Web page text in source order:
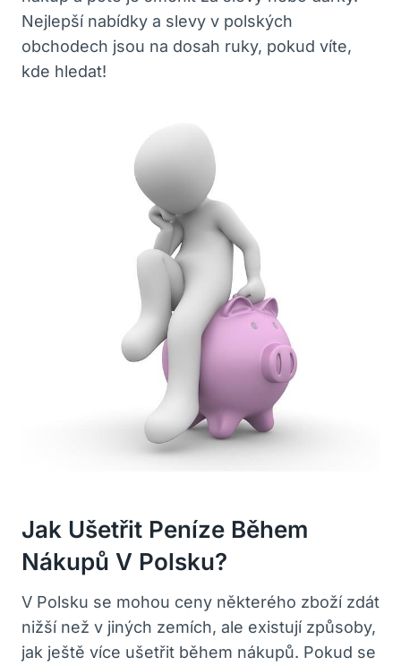
Nejlepší nabídky a slevy v polských
obchodech jsou na dosah ruky, pokud víte,
kde hledat!
Jak Ušetřit Peníze Během
Nákupů V Polsku?
V Polsku se mohou ceny některého zboží zdát
nižší než v jiných zemích, ale existují způsoby,
jak ještě více ušetřit během nákupů. Pokud se